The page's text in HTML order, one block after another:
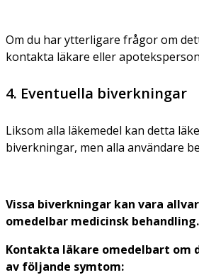
Om du har ytterligare frågor om
kontakta läkare eller
4. Eventuella biverkningar
Liksom alla läkemedel kan detta
biverkningar, men alla användare
Vissa biverkningar kan vara
omedelbar medicinsk behandling.
Kontakta läkare omedelbart om
av följande symtom: